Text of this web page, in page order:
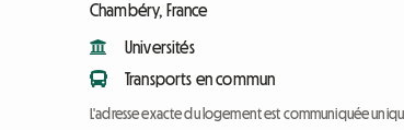
Chambéry, France
Universités
Transports en commun
L'adresse exacte du logement est communiquée